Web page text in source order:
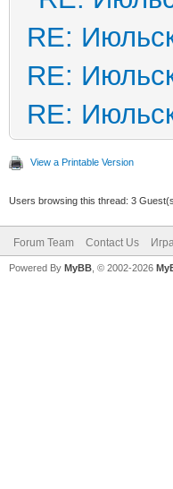
RE:
RE:
RE:
View a Printable Version
Users browsing this thread: 3
Forum Team Contact Us
Powered By MyBB , © 2002-2026